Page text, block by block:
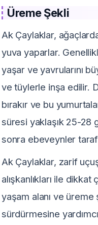
Üreme Şekli
Ak Çaylaklar,
yuva yaparlar.
yaşar ve yavrularını
ve tüylerle inşa edilir.
bırakır ve bu
süresi yaklaşık 25-28
sonra ebeveynler
Ak Çaylaklar, zarif
alışkanlıkları ile
yaşam alanı ve üreme
sürdürmesine